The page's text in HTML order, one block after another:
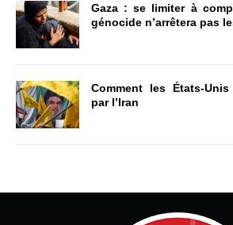
Gaza : se limiter à
génocide n’arrêtera pas
Comment les États-
par l’Iran